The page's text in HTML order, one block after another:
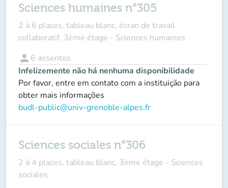
Sciences humaines n°305
2 à 6 places, tableau blanc, écran de travail
collaboratif, 3ème étage - Sciences humaines
person 6 assentos
Infelizemente não há nenhuma disponibilidade
Por favor, entre em contato com a instituição para
obter mais informações
budl-public@univ-grenoble-alpes.fr
Sciences sociales n°306
2 à 4 places, tableau blanc, 3ème étage - Sciences
sociales